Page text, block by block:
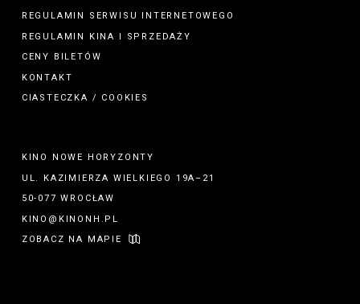
REGULAMIN SERWISU INTERNETOWEGO
REGULAMIN KINA I
SPRZEDAŻY
CENY BILETÓW
KONTAKT
CIASTECZKA / COOKIES
KINO NOWE HORYZONTY
UL. KAZIMIERZA WIELKIEGO 19A–21
50-077 WROCŁAW
KINO@KINONH.PL
ZOBACZ NA MAPIE